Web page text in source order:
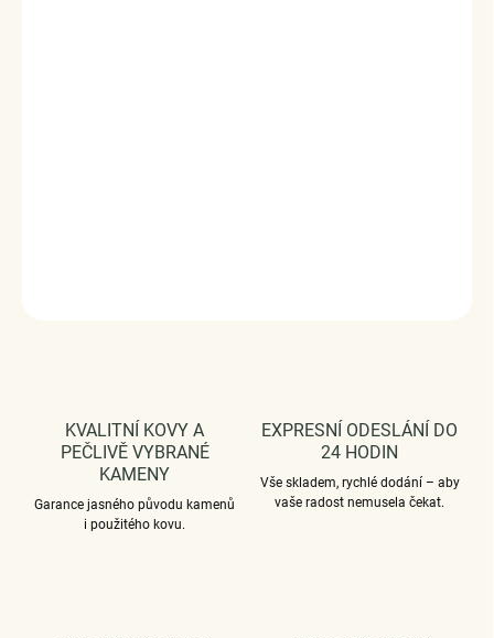
KVALITNÍ KOVY A
PEČLIVĚ VYBRANÉ
KAMENY
Garance jasného původu kamenů
i použitého kovu.
EXPRESNÍ ODESLÁNÍ DO
24 HODIN
Vše skladem, rychlé dodání – aby
vaše radost nemusela čekat.